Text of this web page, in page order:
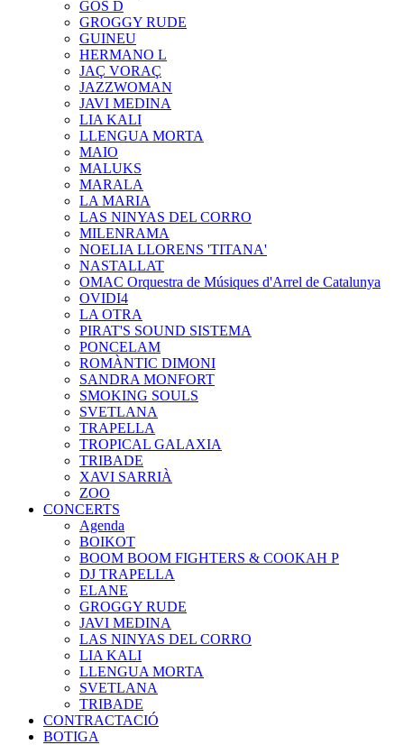
GOS D
GROGGY RUDE
GUINEU
HERMANO L
JAÇ VORAÇ
JAZZWOMAN
JAVI MEDINA
LIA KALI
LLENGUA MORTA
MAIO
MALUKS
MARALA
LA MARIA
LAS NINYAS DEL CORRO
MILENRAMA
NOELIA LLORENS 'TITANA'
NASTALLAT
OMAC Orquestra de Músiques d'Arrel de Catalunya
OVIDI4
LA OTRA
PIRAT'S SOUND SISTEMA
PONCELAM
ROMÀNTIC DIMONI
SANDRA MONFORT
SMOKING SOULS
SVETLANA
TRAPELLA
TROPICAL GALAXIA
TRIBADE
XAVI SARRIÀ
ZOO
CONCERTS
Agenda
BOIKOT
BOOM BOOM FIGHTERS & COOKAH P
DJ TRAPELLA
ELANE
GROGGY RUDE
JAVI MEDINA
LAS NINYAS DEL CORRO
LIA KALI
LLENGUA MORTA
SVETLANA
TRIBADE
CONTRACTACIÓ
BOTIGA